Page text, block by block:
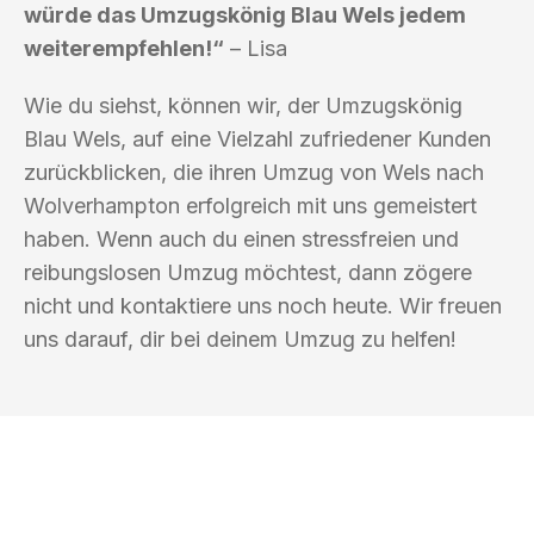
würde das Umzugskönig Blau Wels jedem
weiterempfehlen!“ – Lisa
Wie du siehst, können wir, der Umzugskönig
Blau Wels, auf eine Vielzahl zufriedener Kunden
zurückblicken, die ihren Umzug von Wels nach
Wolverhampton erfolgreich mit uns gemeistert
haben. Wenn auch du einen stressfreien und
reibungslosen Umzug möchtest, dann zögere
nicht und kontaktiere uns noch heute. Wir freuen
uns darauf, dir bei deinem Umzug zu helfen!